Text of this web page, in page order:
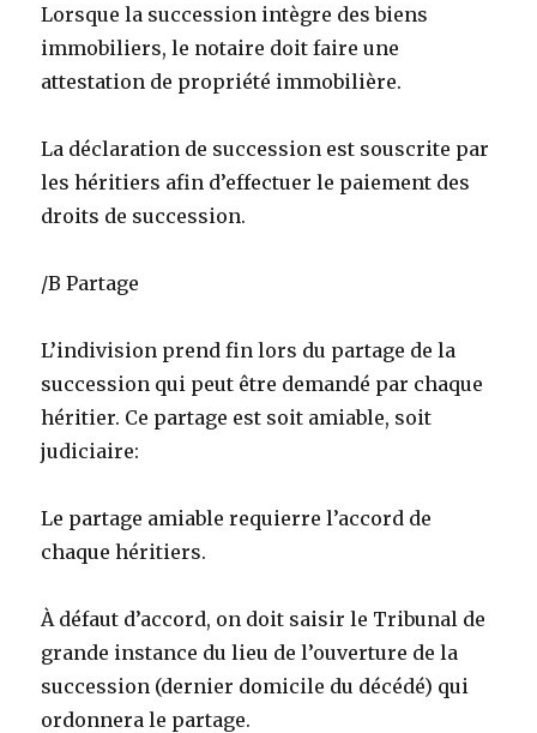
Lorsque la succession intègre des biens
immobiliers, le notaire doit faire une
attestation de propriété immobilière.
La déclaration de succession est souscrite par
les héritiers afin d’effectuer le paiement des
droits de succession.
/B Partage
L’indivision prend fin lors du partage de la
succession qui peut être demandé par chaque
héritier. Ce partage est soit amiable, soit
judiciaire:
Le partage amiable requierre l’accord de
chaque héritiers.
À défaut d’accord, on doit saisir le Tribunal de
grande instance du lieu de l’ouverture de la
succession (dernier domicile du décédé) qui
ordonnera le partage.